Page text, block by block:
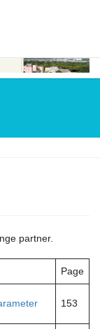
partner.
Page
153